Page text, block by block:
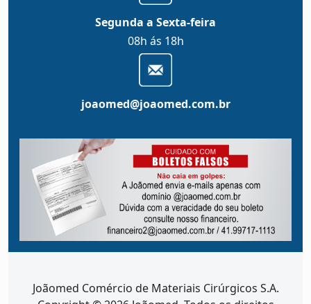
Segunda a Sexta-feira
08h ás 18h
joaomed@joaomed.com.br
Joãomed Comércio de Materiais Cirúrgicos S.A.